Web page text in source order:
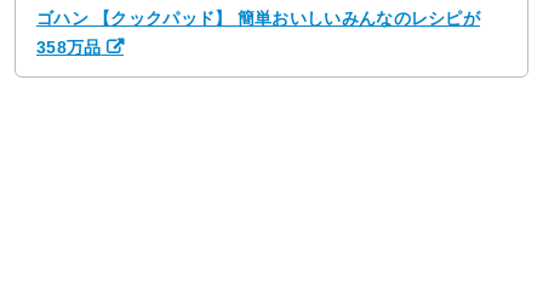
ゴハン 【クックパッド】 簡単おいしいみんなのレシピが
358万品